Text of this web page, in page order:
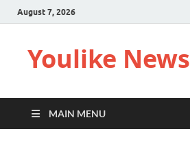
August 7, 2026
Youlike News
MAIN MENU